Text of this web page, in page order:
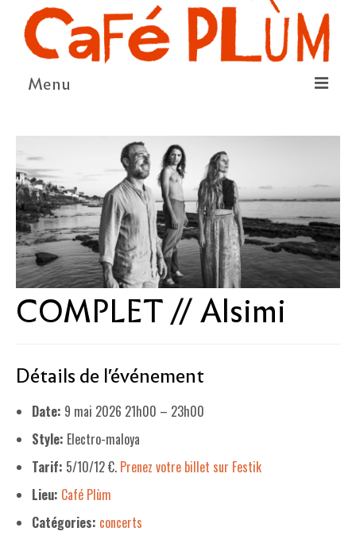
Menu
LA COOPÉRATIVE & L’ASSO
LE CONSEIL COOPÉRATIF
NOUS SOUTENIR
LE PROGRAMME
DÉTAIL DES ÉVÉNEMENTS
LA SAISON CULTURELLE
LE PROJET DE TERRITOIRE
LE CAFÉ/RESTO
LA CARTE
NOS FOURNISSEUR·EUSE·S
COMPLET // Alsimi
Détails de l'événement
Date: 9 mai 2026 21h00 – 23h00
Style: Electro-maloya
Tarif: 5/10/12 €. Prenez votre billet sur Festik
Lieu: Café Plùm
Catégories: concerts